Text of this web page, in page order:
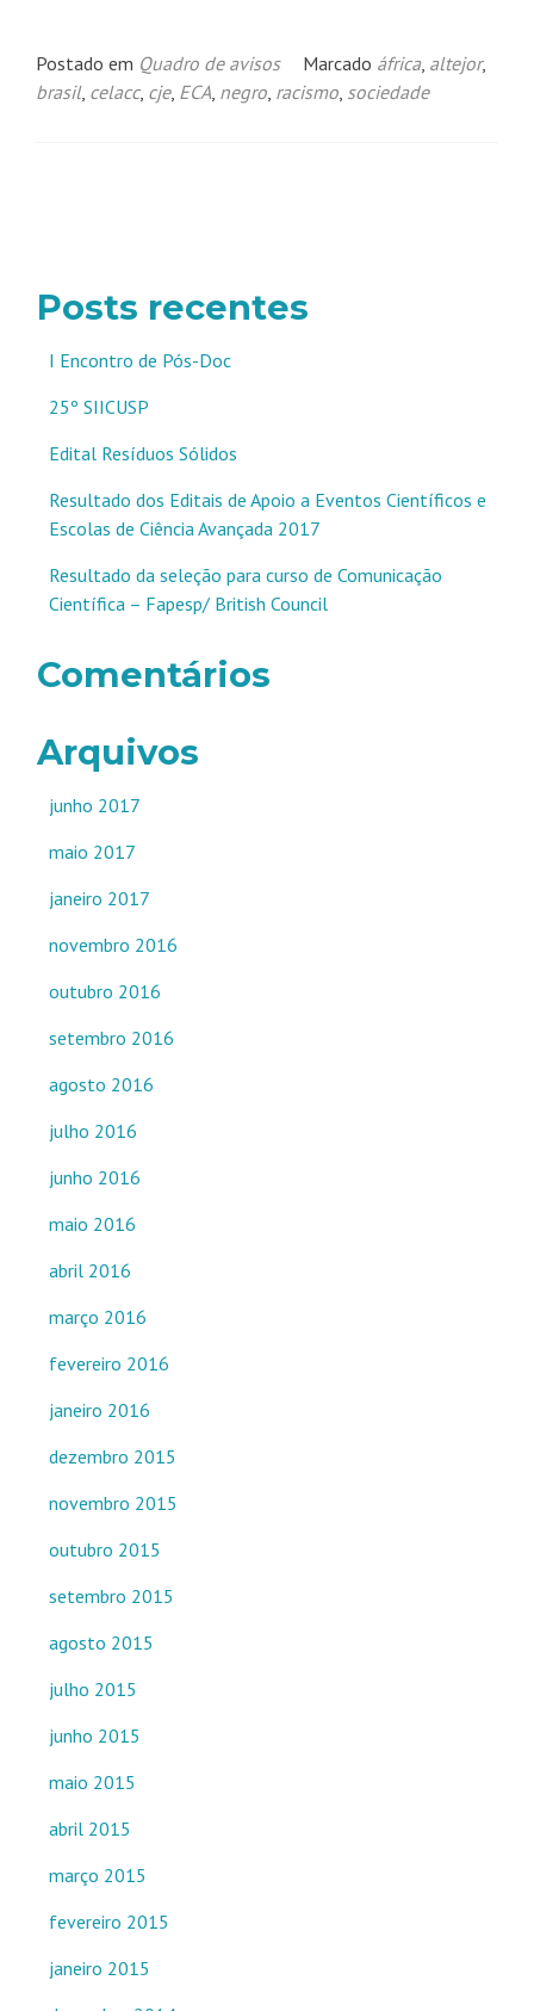
Postado em Quadro de avisos Marcado áfrica, altejor,
brasil, celacc, cje, ECA negro racismo sociedade
Posts recentes
I Encontro de Pós-Doc
25º SIICUSP
Edital Resíduos Sólidos
Resultado dos Editais de Apoio a Eventos Científicos e
Escolas de Ciência Avançada 2017
Resultado da seleção para curso de Comunicação
Científica – Fapesp/ British Council
Comentários
Arquivos
junho 2017
maio 2017
janeiro 2017
novembro 2016
outubro 2016
setembro 2016
agosto 2016
julho 2016
junho 2016
maio 2016
abril 2016
março 2016
fevereiro 2016
janeiro 2016
dezembro 2015
novembro 2015
outubro 2015
setembro 2015
agosto 2015
julho 2015
junho 2015
maio 2015
abril 2015
março 2015
fevereiro 2015
janeiro 2015